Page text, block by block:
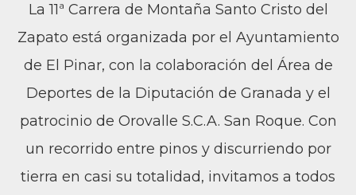
La 11ª Carrera de Montaña Santo Cristo del
Zapato está organizada por el Ayuntamiento
de El Pinar, con la colaboración del Área de
Deportes de la Diputación de Granada y el
patrocinio de Orovalle S.C.A. San Roque. Con
un recorrido entre pinos y discurriendo por
tierra en casi su totalidad, invitamos a todos